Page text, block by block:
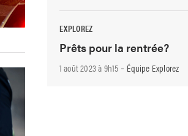
EXPLOREZ
Prêts pour la rentrée?
1 août 2023 à 9h15 - Équipe Explorez